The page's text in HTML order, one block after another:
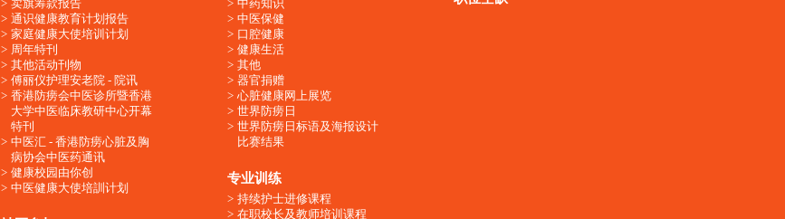
卖旗筹款报告
通识健康教育计划报告
家庭健康大使培训计划
周年特刊
其他活动刊物
傅丽仪护理安老院 - 院讯
香港防痨会中医诊所暨香港
大学中医临床教研中心开幕
特刊
中医汇 - 香港防痨心脏及胸
病协会中医药通讯
健康校园由你创
中医健康大使培訓计划
中药知识
中医保健
口腔健康
健康生活
其他
器官捐赠
心脏健康网上展览
世界防痨日
世界防痨日标语及海报设计
比赛结果
专业训练
持续护士进修课程
在职校长及教师培训课程